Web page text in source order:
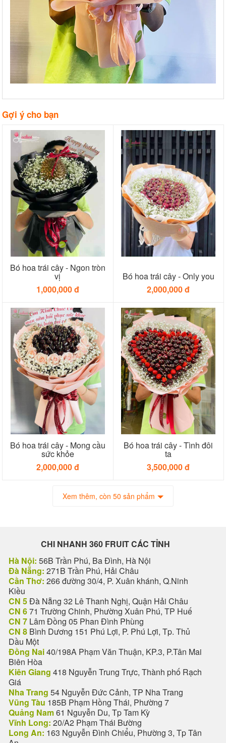
Gợi ý cho bạn
Bó hoa trái cây - Ngon tròn
vị
1,000,000 đ
Bó hoa trái cây - Only you
2,000,000 đ
Bó hoa trái cây - Mong cầu
sức khỏe
2,000,000 đ
Bó hoa trái cây - Tình đôi
ta
3,500,000 đ
Xem thêm, còn 50 sản phẩm
CHI NHANH 360 FRUIT CÁC TỈNH
Hà Nội: 56B Trần Phú, Ba Đình, Hà Nội
Đà Nẵng: 271B Trần Phú, Hải Châu
Cần Thơ: 266 đường 30/4, P. Xuân khánh, Q.Ninh
Kiều
CN 5Đà Nẵng 32 Lê Thanh Nghị, Quận Hải Châu
CN 671 Trường Chinh, Phường Xuân Phú, TP Huế
CN 7 Lâm Đồng 05 Phan Đình Phùng
CN 8 Bình Dương 151 Phú Lợi, P. Phú Lợi, Tp. Thủ
Dầu Một
Đồng Nai40/198A Phạm Văn Thuận, KP.3, P.Tân Mai
Biên Hòa
Kiên Giang 418 Nguyễn Trung Trực, Thành phố Rạch
Giá
Nha Trang 54 Nguyễn Đức Cảnh, TP Nha Trang
Vũng Tàu 185B Phạm Hồng Thái, Phường 7
Quảng Nam61 Nguyễn Du, Tp Tam Kỳ
Vĩnh Long: 20/A2 Phạm Thái Bường
Long An: 163 Nguyễn Đình Chiểu, Phường 3, Tp Tân